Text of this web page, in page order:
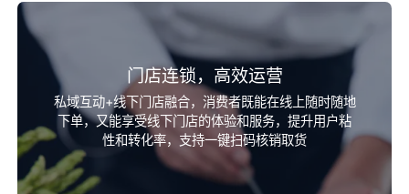
门店连锁，高效运营
私域互动+线下门店融合，消费者既能在线上随时随地
下单，又能享受线下门店的体验和服务，提升用户粘
性和转化率，支持一键扫码核销取货